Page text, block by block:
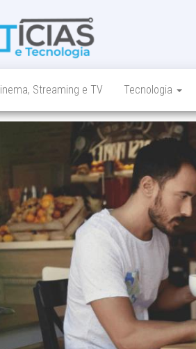
num só lugar
Streaming e TV Tecnologia